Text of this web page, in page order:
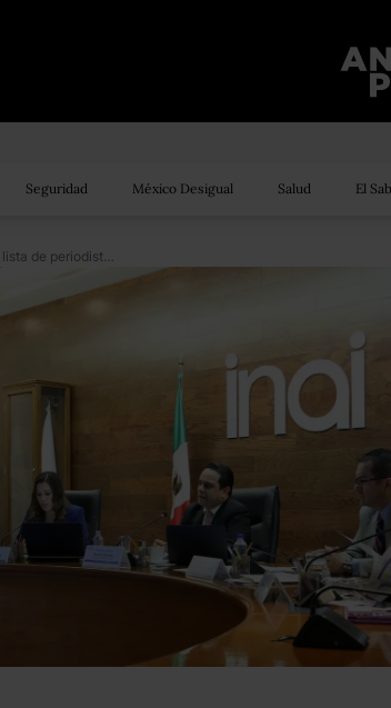
Seguridad México Desigual Salud El
INAI niega difusión de lista de periodistas; información que envió Presidencia está en revisión